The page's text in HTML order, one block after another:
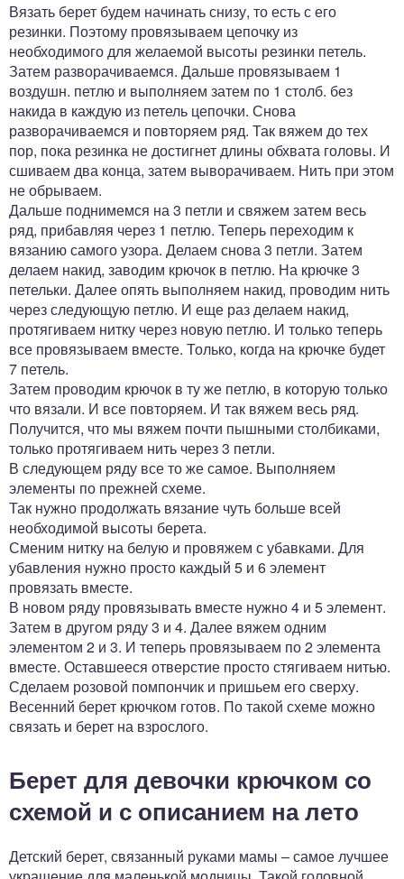
Вязать берет будем начинать снизу, то есть с его
резинки. Поэтому провязываем цепочку из
необходимого для желаемой высоты резинки петель.
Затем разворачиваемся. Дальше провязываем 1
воздушн. петлю и выполняем затем по 1 столб. без
накида в каждую из петель цепочки. Снова
разворачиваемся и повторяем ряд. Так вяжем до тех
пор, пока резинка не достигнет длины обхвата головы. И
сшиваем два конца, затем выворачиваем. Нить при этом
не обрываем.
Дальше поднимемся на 3 петли и свяжем затем весь
ряд, прибавляя через 1 петлю. Теперь переходим к
вязанию самого узора. Делаем снова 3 петли. Затем
делаем накид, заводим крючок в петлю. На крючке 3
петельки. Далее опять выполняем накид, проводим нить
через следующую петлю. И еще раз делаем накид,
протягиваем нитку через новую петлю. И только теперь
все провязываем вместе. Только, когда на крючке будет
7 петель.
Затем проводим крючок в ту же петлю, в которую только
что вязали. И все повторяем. И так вяжем весь ряд.
Получится, что мы вяжем почти пышными столбиками,
только протягиваем нить через 3 петли.
В следующем ряду все то же самое. Выполняем
элементы по прежней схеме.
Так нужно продолжать вязание чуть больше всей
необходимой высоты берета.
Сменим нитку на белую и провяжем с убавками. Для
убавления нужно просто каждый 5 и 6 элемент
провязать вместе.
В новом ряду провязывать вместе нужно 4 и 5 элемент.
Затем в другом ряду 3 и 4. Далее вяжем одним
элементом 2 и 3. И теперь провязываем по 2 элемента
вместе. Оставшееся отверстие просто стягиваем нитью.
Сделаем розовой помпончик и пришьем его сверху.
Весенний берет крючком готов. По такой схеме можно
связать и берет на взрослого.
Берет для девочки крючком со
схемой и с описанием на лето
Детский берет, связанный руками мамы – самое лучшее